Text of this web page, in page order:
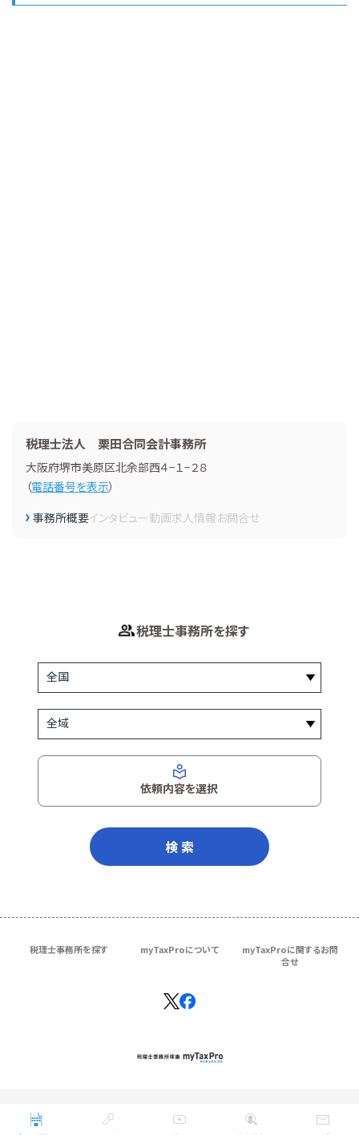
税理士法人 栗田合同会計事務所
大阪府堺市美原区北余部西４−１−２８
（電話番号を表示）
事務所概要インタビュー動画求人情報お問合せ
税理士事務所を探す
依頼内容を選択
検 索
税理士事務所を探す myTaxProについて
myTaxProに関するお問
合せ
Copyright © ＴＫＣ Corporation